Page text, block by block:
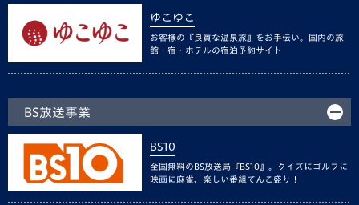
ゆこゆこ
お客様の『良質な温泉旅』をお手伝い。国内の旅
館・宿・ホテルの宿泊予約サイト
BS放送事業
BS10
全国無料のBS放送局『BS10』。クイズにゴルフに
映画に麻雀、楽しい番組てんこ盛り！